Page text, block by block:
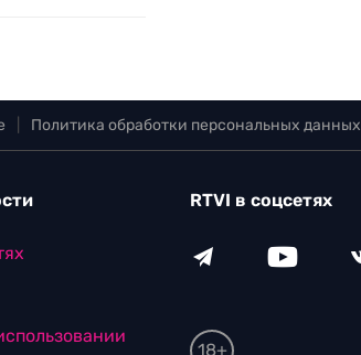
Политика обработки персональных данных
RTVI в соцсетях
18+